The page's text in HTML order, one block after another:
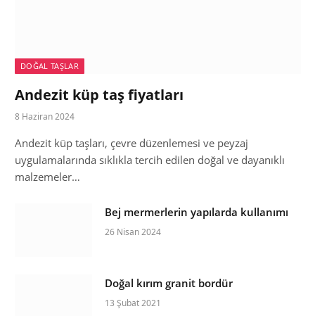
DOĞAL TAŞLAR
Andezit küp taş fiyatları
8 Haziran 2024
Andezit küp taşları, çevre düzenlemesi ve peyzaj
uygulamalarında sıklıkla tercih edilen doğal ve dayanıklı
malzemeler…
Bej mermerlerin yapılarda kullanımı
26 Nisan 2024
Doğal kırım granit bordür
13 Şubat 2021